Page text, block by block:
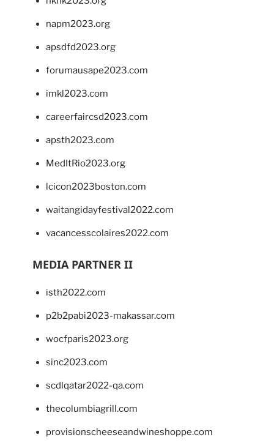
napm2023.org
apsdfd2023.org
forumausape2023.com
imkl2023.com
careerfaircsd2023.com
apsth2023.com
MedItRio2023.org
lcicon2023boston.com
waitangidayfestival2022.com
vacancesscolaires2022.com
MEDIA PARTNER II
isth2022.com
p2b2pabi2023-makassar.com
wocfparis2023.org
sinc2023.com
scdlqatar2022-qa.com
thecolumbiagrill.com
provisionscheeseandwineshoppe.com